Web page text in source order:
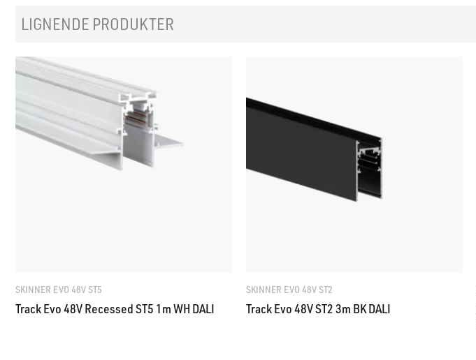
LIGNENDE PRODUKTER
SKINNER EVO 48V ST5
Track Evo 48V Recessed ST5 1m WH DALI
SKINNER EVO 48V ST2
Track Evo 48V ST2 3m BK DALI